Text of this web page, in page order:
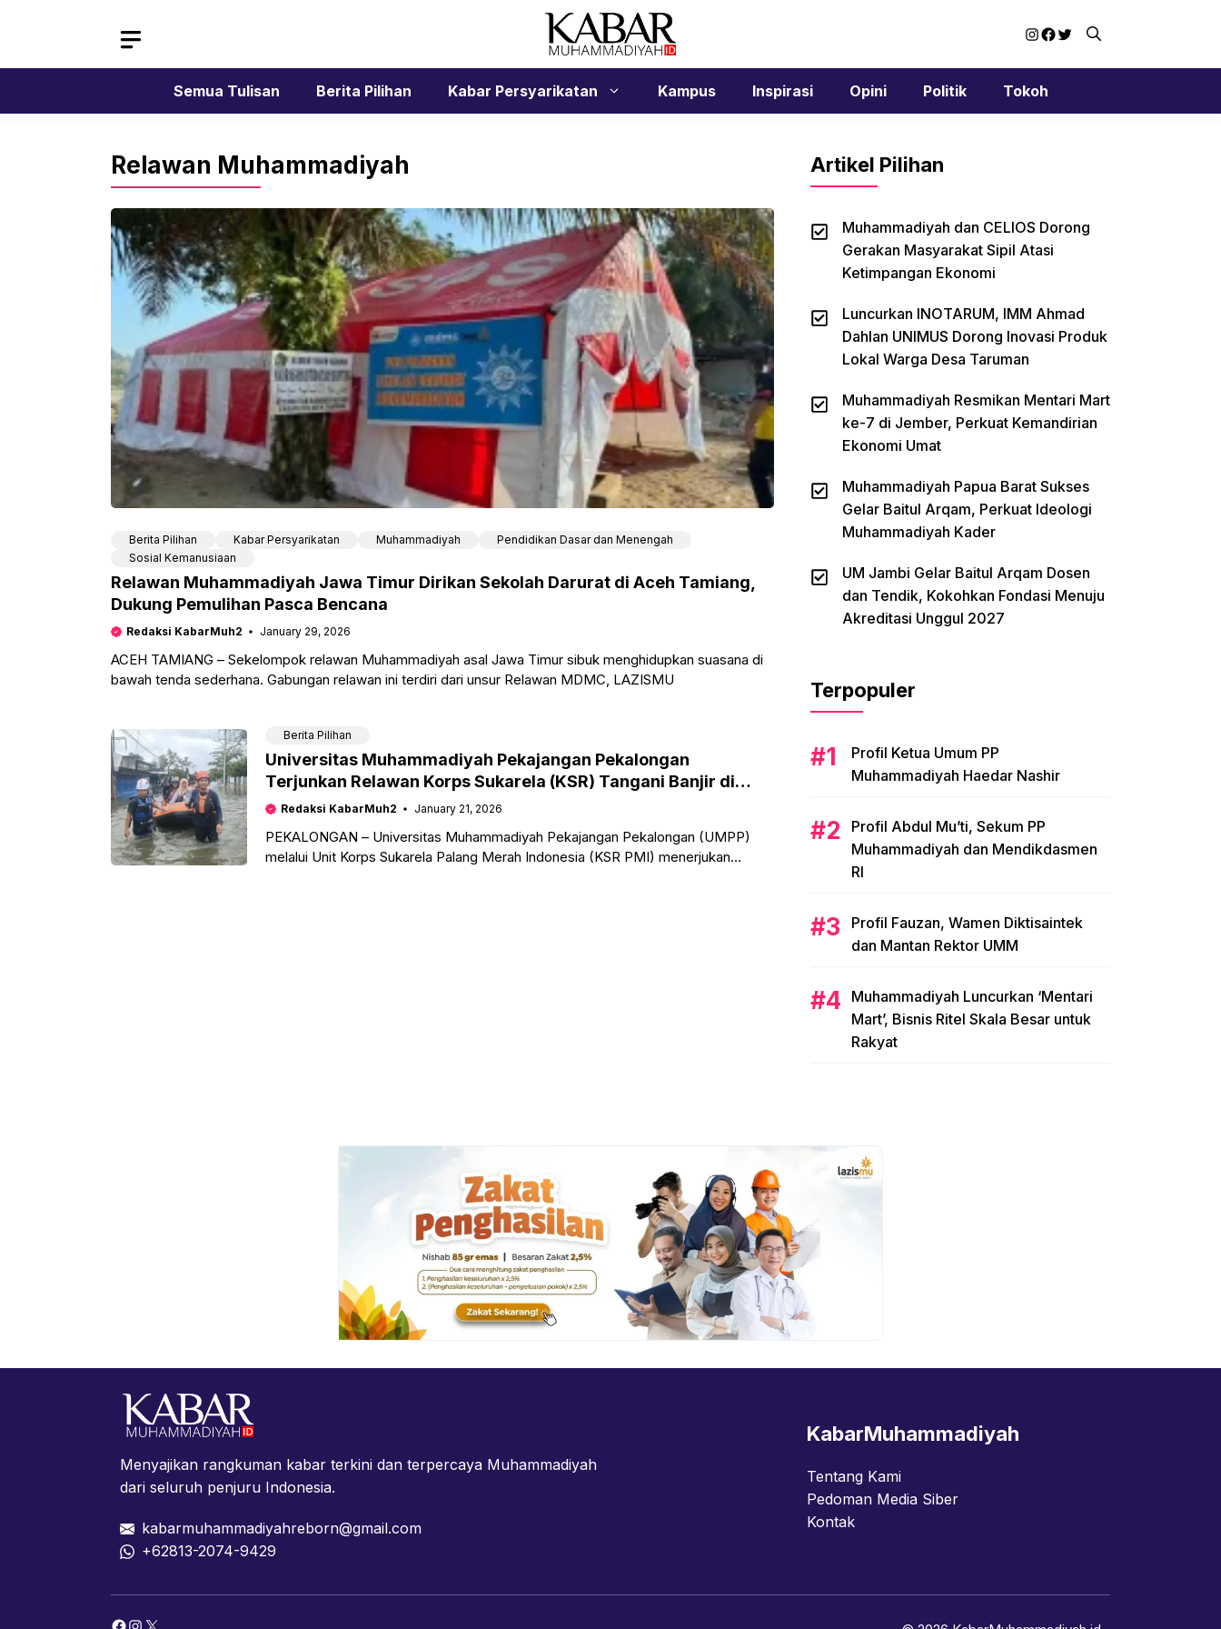
Instagram
Facebook
Twitter
Semua Tulisan Berita Pilihan Kabar Persyarikatan Kampus Inspirasi Opini Politik Tokoh
Relawan Muhammadiyah
Berita Pilihan Kabar Persyarikatan Muhammadiyah
Pendidikan Dasar dan Menengah
Sosial Kemanusiaan
Relawan Muhammadiyah Jawa Timur Dirikan Sekolah Darurat di Aceh Tamiang,
Dukung Pemulihan Pasca Bencana
Redaksi KabarMuh2 January 29, 2026
ACEH TAMIANG – Sekelompok relawan Muhammadiyah asal Jawa Timur sibuk menghidupkan suasana di
bawah tenda sederhana. Gabungan relawan ini terdiri dari unsur Relawan MDMC, LAZISMU
Berita Pilihan
Universitas Muhammadiyah Pekajangan Pekalongan
Terjunkan Relawan Korps Sukarela (KSR) Tangani Banjir di
Pekalongan
Redaksi KabarMuh2 January 21, 2026
PEKALONGAN – Universitas Muhammadiyah Pekajangan Pekalongan (UMPP)
melalui Unit Korps Sukarela Palang Merah Indonesia (KSR PMI) menerjukan
Artikel Pilihan
Muhammadiyah dan CELIOS Dorong
Gerakan Masyarakat Sipil Atasi
Ketimpangan Ekonomi
Luncurkan INOTARUM, IMM Ahmad
Dahlan UNIMUS Dorong Inovasi Produk
Lokal Warga Desa Taruman
Muhammadiyah Resmikan Mentari Mart
ke-7 di Jember, Perkuat Kemandirian
Ekonomi Umat
Muhammadiyah Papua Barat Sukses
Gelar Baitul Arqam, Perkuat Ideologi
Muhammadiyah Kader
UM Jambi Gelar Baitul Arqam Dosen
dan Tendik, Kokohkan Fondasi Menuju
Akreditasi Unggul 2027
Terpopuler
Profil Ketua Umum PP
Muhammadiyah Haedar Nashir
Profil Abdul Mu’ti, Sekum PP
Muhammadiyah dan Mendikdasmen
RI
Profil Fauzan, Wamen Diktisaintek
dan Mantan Rektor UMM
Muhammadiyah Luncurkan ‘Mentari
Mart’, Bisnis Ritel Skala Besar untuk
Rakyat
Menyajikan rangkuman kabar terkini dan terpercaya Muhammadiyah
dari seluruh penjuru Indonesia.
kabarmuhammadiyahreborn@gmail.com
+62813-2074-9429
KabarMuhammadiyah
Tentang Kami
Pedoman Media Siber
Kontak
Facebook
Instagram
X